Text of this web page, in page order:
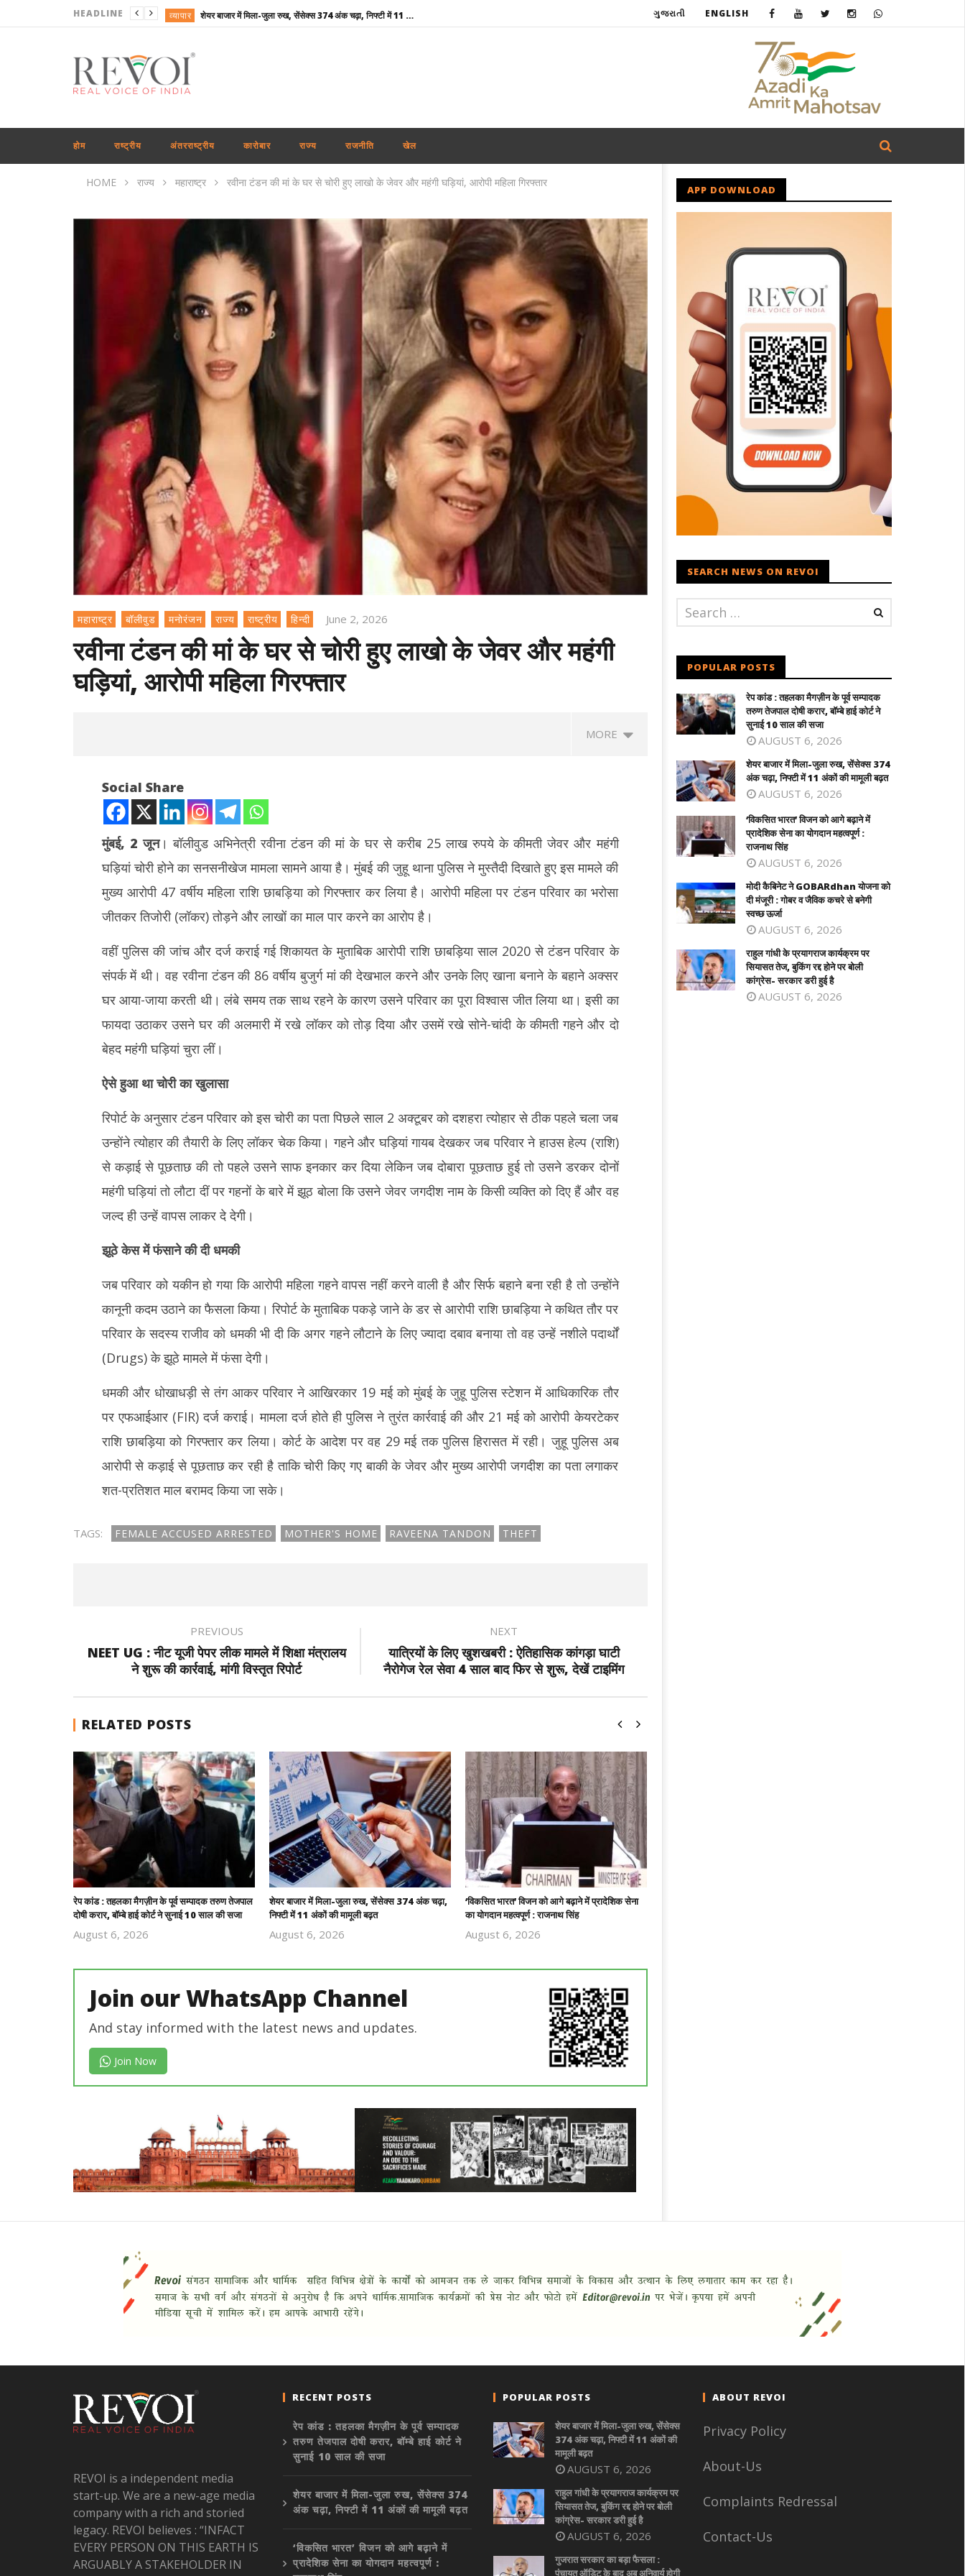
HEADLINE व्यापार शेयर बाजार में मिला-जुला रुख, सेंसेक्स 374 अंक चढ़ा, निफ्टी में 11 अंकों की मामूली बढ़त
राष्ट्रीय
राष्ट्रीय
राष्ट्रीय गुजरात सरकार का बड़ा फैसला : पंचायत ऑडिट के बाद अब अनिवार्य होगी ‘एग्जिट कॉन्फ्रेंस’, भ्रष्टाचार पर लगेगी लगाम
राष्ट्रीय कांवड़ यात्रा पर मौलाना साजिद रशीदी का विवादित बयान, कहा- उपद्रव करने वाले शिवभक्त नहीं, आतंकवादी हैं
कारोबार शेयर बाजार की सपाट शुरुआत, सेंसेक्स 163 अंक चढ़ा; डिफेंस शेयरों में तेजी, IT और रियल्टी पर दबाव
अपराध रेप कांड : तहलका मैगज़ीन के पूर्व सम्पादक तरुण तेजपाल दोषी करार, बॉम्बे हाई कोर्ट ने सुनाई 10 साल की सजा
ગુજરાતી ENGLISH
होम राष्ट्रीय अंतरराष्ट्रीय कारोबार राज्य राजनीति खेल
HOME राज्य महाराष्ट्र रवीना टंडन की मां के घर से चोरी हुए लाखो के जेवर और महंगी घड़ियां, आरोपी महिला गिरफ्तार
महाराष्ट्र बॉलीवुड मनोरंजन राज्य राष्ट्रीय हिन्दी June 2, 2026
रवीना टंडन की मां के घर से चोरी हुए लाखो के जेवर और महंगी
घड़ियां, आरोपी महिला गिरफ्तार
MORE
NOW VIEWING
रवीना टंडन की मां के घर से चोरी हुए लाखो के जेवर
और महंगी घड़ियां, आरोपी महिला गिरफ्तार
June
2,
2026
रेप कांड : तहलका मैगज़ीन के पूर्व सम्पादक तरुण
तेजपाल दोषी करार, बॉम्बे हाई कोर्ट ने सुनाई 10
June
2,
2026
June
2,
2026
‘विकसित भारत’ विजन को आगे बढ़ाने में प्रादेशिक
सेना का योगदान महत्वपूर्ण : राजनाथ सिंह
2,
2026
Social Share
मुंबई, 2 जून। बॉलीवुड अभिनेत्री रवीना टंडन की मां के घर से करीब 25 लाख रुपये के कीमती जेवर और महंगी
घड़ियां चोरी होने का सनसनीखेज मामला सामने आया है। मुंबई की जुहू थाना पुलिस ने मुस्तैदी दिखाते हुए इस मामले की
मुख्य आरोपी 47 वर्षीय महिला राशि छाबड़िया को गिरफ्तार कर लिया है। आरोपी महिला पर टंडन परिवार का भरोसा
जीतकर तिजोरी (लॉकर) तोड़ने और लाखों का माल पार करने का आरोप है।
वहीं पुलिस की जांच और दर्ज कराई गई शिकायत के मुताबिक आरोपी राशि छाबड़िया साल 2020 से टंडन परिवार के
संपर्क में थी। वह रवीना टंडन की 86 वर्षीय बुजुर्ग मां की देखभाल करने और उनके लिए खाना बनाने के बहाने अक्सर
घर आया-जाया करती थी। लंबे समय तक साथ रहने के कारण उसने परिवार का पूरा विश्वास जीत लिया था। इसी का
फायदा उठाकर उसने घर की अलमारी में रखे लॉकर को तोड़ दिया और उसमें रखे सोने-चांदी के कीमती गहने और दो
बेहद महंगी घड़ियां चुरा लीं।
ऐसे हुआ था चोरी का खुलासा
रिपोर्ट के अनुसार टंडन परिवार को इस चोरी का पता पिछले साल 2 अक्टूबर को दशहरा त्योहार से ठीक पहले चला जब
उन्होंने त्योहार की तैयारी के लिए लॉकर चेक किया। गहने और घड़ियां गायब देखकर जब परिवार ने हाउस हेल्प (राशि)
से कड़ाई से पूछताछ की तो पहले उसने साफ इनकार कर दिया लेकिन जब दोबारा पूछताछ हुई तो उसने डरकर दोनों
महंगी घड़ियां तो लौटा दीं पर गहनों के बारे में झूठ बोला कि उसने जेवर जगदीश नाम के किसी व्यक्ति को दिए हैं और वह
जल्द ही उन्हें वापस लाकर दे देगी।
झूठे केस में फंसाने की दी धमकी
जब परिवार को यकीन हो गया कि आरोपी महिला गहने वापस नहीं करने वाली है और सिर्फ बहाने बना रही है तो उन्होंने
कानूनी कदम उठाने का फैसला किया। रिपोर्ट के मुताबिक पकड़े जाने के डर से आरोपी राशि छाबड़िया ने कथित तौर पर
परिवार के सदस्य राजीव को धमकी भी दी कि अगर गहने लौटाने के लिए ज्यादा दबाव बनाया तो वह उन्हें नशीले पदार्थों
(Drugs) के झूठे मामले में फंसा देगी।
धमकी और धोखाधड़ी से तंग आकर परिवार ने आखिरकार 19 मई को मुंबई के जुहू पुलिस स्टेशन में आधिकारिक तौर
पर एफआईआर (FIR) दर्ज कराई। मामला दर्ज होते ही पुलिस ने तुरंत कार्रवाई की और 21 मई को आरोपी केयरटेकर
राशि छाबड़िया को गिरफ्तार कर लिया। कोर्ट के आदेश पर वह 29 मई तक पुलिस हिरासत में रही। जुहू पुलिस अब
आरोपी से कड़ाई से पूछताछ कर रही है ताकि चोरी किए गए बाकी के जेवर और मुख्य आरोपी जगदीश का पता लगाकर
शत-प्रतिशत माल बरामद किया जा सके।
TAGS: FEMALE ACCUSED ARRESTED MOTHER'S HOME RAVEENA TANDON THEFT
PREVIOUS
NEET UG : नीट यूजी पेपर लीक मामले में शिक्षा मंत्रालय
ने शुरू की कार्रवाई, मांगी विस्तृत रिपोर्ट
NEXT
यात्रियों के लिए खुशखबरी : ऐतिहासिक कांगड़ा घाटी
नैरोगेज रेल सेवा 4 साल बाद फिर से शुरू, देखें टाइमिंग
RELATED POSTS
रेप कांड : तहलका मैगज़ीन के पूर्व सम्पादक तरुण तेजपाल
दोषी करार, बॉम्बे हाई कोर्ट ने सुनाई 10 साल की सजा
August 6, 2026
शेयर बाजार में मिला-जुला रुख, सेंसेक्स 374 अंक चढ़ा,
निफ्टी में 11 अंकों की मामूली बढ़त
August 6, 2026
‘विकसित भारत’ विजन को आगे बढ़ाने में प्रादेशिक सेना
का योगदान महत्वपूर्ण : राजनाथ सिंह
August 6, 2026
Join our WhatsApp Channel
And stay informed with the latest news and updates.
Join Now
APP DOWNLOAD
SEARCH NEWS ON REVOI
POPULAR POSTS
रेप कांड : तहलका मैगज़ीन के पूर्व सम्पादक
तरुण तेजपाल दोषी करार, बॉम्बे हाई कोर्ट ने
सुनाई 10 साल की सजा
AUGUST 6, 2026
शेयर बाजार में मिला-जुला रुख, सेंसेक्स 374
अंक चढ़ा, निफ्टी में 11 अंकों की मामूली बढ़त
AUGUST 6, 2026
‘विकसित भारत’ विजन को आगे बढ़ाने में
प्रादेशिक सेना का योगदान महत्वपूर्ण :
राजनाथ सिंह
AUGUST 6, 2026
मोदी कैबिनेट ने GOBARdhan योजना को
दी मंजूरी : गोबर व जैविक कचरे से बनेगी
स्वच्छ ऊर्जा
AUGUST 6, 2026
राहुल गांधी के प्रयागराज कार्यक्रम पर
सियासत तेज, बुकिंग रद्द होने पर बोली
कांग्रेस- सरकार डरी हुई है
AUGUST 6, 2026
REVOI is a independent media
start-up. We are a new-age media
company with a rich and storied
legacy. REVOI believes : “INFACT
EVERY PERSON ON THIS EARTH IS
ARGUABLY A STAKEHOLDER IN
RECENT POSTS
रेप कांड : तहलका मैगज़ीन के पूर्व सम्पादक
तरुण तेजपाल दोषी करार, बॉम्बे हाई कोर्ट ने
सुनाई 10 साल की सजा
शेयर बाजार में मिला-जुला रुख, सेंसेक्स 374
अंक चढ़ा, निफ्टी में 11 अंकों की मामूली बढ़त
‘विकसित भारत’ विजन को आगे बढ़ाने में
प्रादेशिक सेना का योगदान महत्वपूर्ण :
POPULAR POSTS
शेयर बाजार में मिला-जुला रुख, सेंसेक्स
374 अंक चढ़ा, निफ्टी में 11 अंकों की
मामूली बढ़त
AUGUST 6, 2026
राहुल गांधी के प्रयागराज कार्यक्रम पर
सियासत तेज, बुकिंग रद्द होने पर बोली
कांग्रेस- सरकार डरी हुई है
AUGUST 6, 2026
गुजरात सरकार का बड़ा फैसला :
पंचायत ऑडिट के बाद अब अनिवार्य होगी
ABOUT REVOI
Privacy Policy
About-Us
Complaints Redressal
Contact-Us